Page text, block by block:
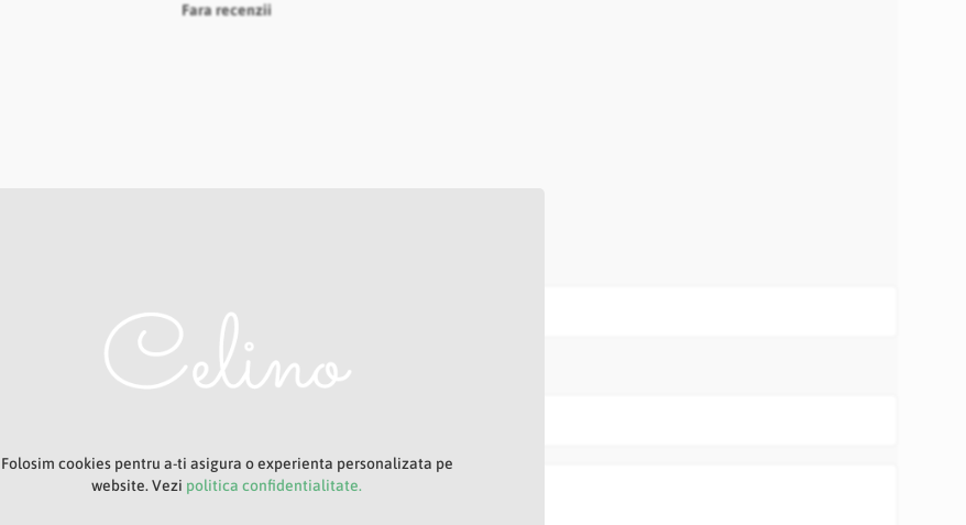
Fara recenzii
Titlu
Folosim cookies pentru a-ti asigura o experienta personalizata pe
website. Vezi politica confidentialitate.